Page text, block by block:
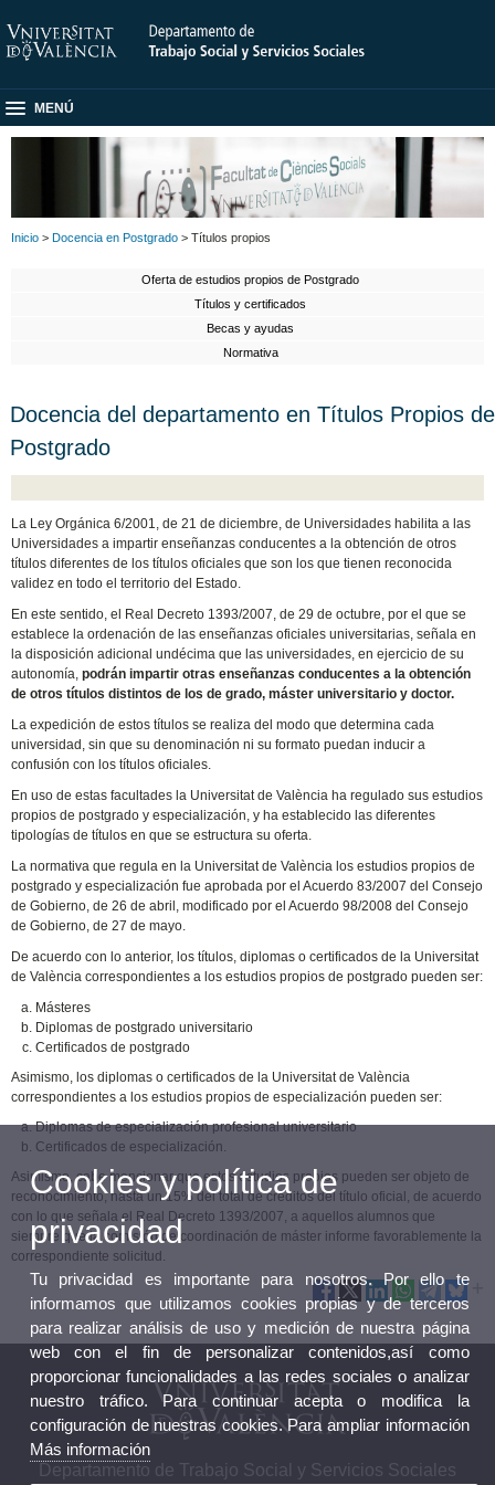
MENÚ
Inicio > Docencia en Postgrado > Títulos propios
Oferta de estudios propios de Postgrado
Títulos y certificados
Becas y ayudas
Normativa
Docencia del departamento en Títulos Propios de
Postgrado
La Ley Orgánica 6/2001, de 21 de diciembre, de Universidades habilita a las
Universidades a impartir enseñanzas conducentes a la obtención de otros
títulos diferentes de los títulos oficiales que son los que tienen reconocida
validez en todo el territorio del Estado.
En este sentido, el Real Decreto 1393/2007, de 29 de octubre, por el que se
establece la ordenación de las enseñanzas oficiales universitarias, señala en
la disposición adicional undécima que las universidades, en ejercicio de su
autonomía,podrán impartir otras enseñanzas conducentes a la obtención
de otros títulos distintos de los de grado, máster universitario y doctor.
La expedición de estos títulos se realiza del modo que determina cada
universidad, sin que su denominación ni su formato puedan inducir a
confusión con los títulos oficiales.
En uso de estas facultades la Universitat de València ha regulado sus estudios
propios de postgrado y especialización, y ha establecido las diferentes
tipologías de títulos en que se estructura su oferta.
La normativa que regula en la Universitat de València los estudios propios de
postgrado y especialización fue aprobada por el Acuerdo 83/2007 del Consejo
de Gobierno, de 26 de abril, modificado por el Acuerdo 98/2008 del Consejo
de Gobierno, de 27 de mayo.
De acuerdo con lo anterior, los títulos, diplomas o certificados de la Universitat
de València correspondientes a los estudios propios de postgrado pueden ser:
Másteres
Diplomas de postgrado universitario
Certificados de postgrado
Asimismo, los diplomas o certificados de la Universitat de València
correspondientes a los estudios propios de especialización pueden ser:
Diplomas de especialización profesional universitario
Certificados de especialización.
Asimismo, cabe mencionar que estos estudios propios pueden ser objeto de
reconocimiento, hasta un 15% del total de créditos del título oficial, de acuerdo
con lo que señala el Real Decreto 1393/2007, a aquellos alumnos que
siempre que la comisión de coordinación de máster informe favorablemente la
correspondiente solicitud.
Departamento de Trabajo Social y Servicios Sociales
Cookies y política de
privacidad
Tu privacidad es importante para nosotros. Por ello te
informamos que utilizamos cookies propias y de terceros
para realizar análisis de uso y medición de nuestra página
web con el fin de personalizar contenidos,así como
proporcionar funcionalidades a las redes sociales o analizar
nuestro tráfico. Para continuar acepta o modifica la
configuración de nuestras cookies. Para ampliar información
Más información